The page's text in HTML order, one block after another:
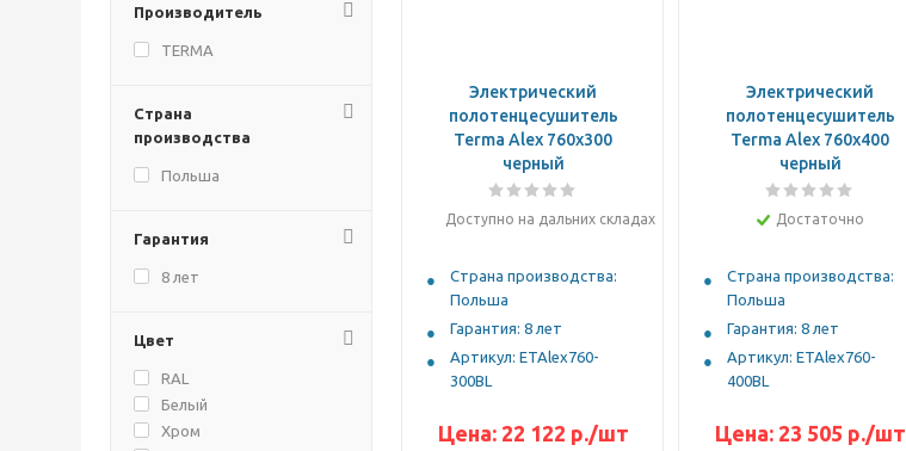
Производитель
TERMA
Страна
производства
Польша
Гарантия
8 лет
Цвет
RAL
Белый
Хром
Электрический
полотенцесушитель
Terma Alex 760x300
черный
Доступно на дальних складах
Страна производства:
Польша
Гарантия: 8 лет
Артикул: ETAlex760-
300BL
Цена: 22 122 р./шт
Электрический
полотенцесушитель
Terma Alex 760x400
черный
Достаточно
Страна производства:
Польша
Гарантия: 8 лет
Артикул: ETAlex760-
400BL
Цена: 23 505 р./шт